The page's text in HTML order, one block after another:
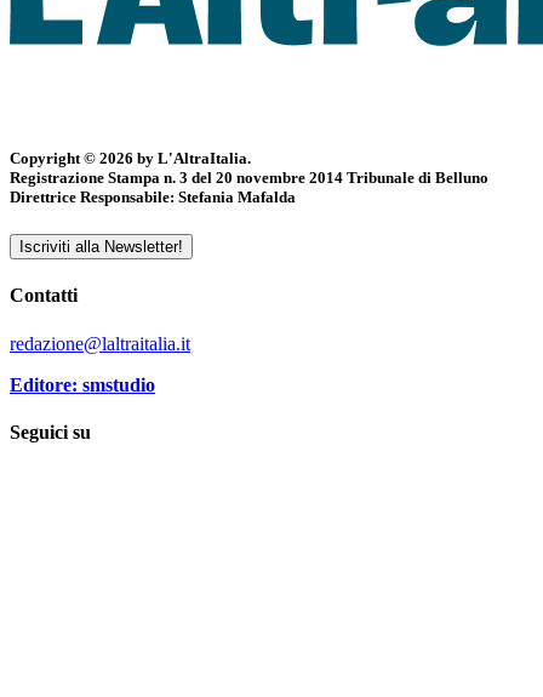
Copyright © 2026 by L'AltraItalia.
Registrazione Stampa n. 3 del 20 novembre 2014 Tribunale di Belluno
Direttrice Responsabile: Stefania Mafalda
Iscriviti alla Newsletter!
Contatti
redazione@laltraitalia.it
Editore: smstudio
Seguici su